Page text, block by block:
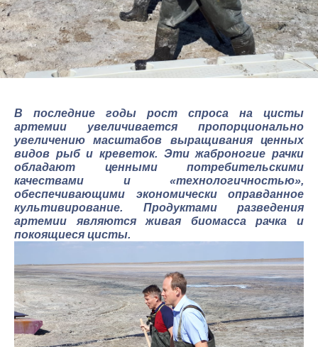
В последние годы рост спроса на цисты
артемии увеличивается пропорционально
увеличению масштабов выращивания ценных
видов рыб и креветок. Эти жаброногие рачки
обладают ценными потребительскими
качествами и «технологичностью»,
обеспечивающими экономически оправданное
культивирование. Продуктами разведения
артемии являются живая биомасса рачка и
покоящиеся цисты.